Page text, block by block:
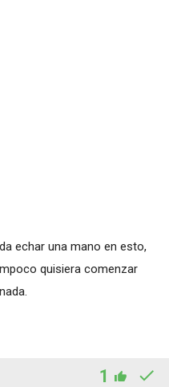
echar una mano en esto,
quisiera comenzar
1